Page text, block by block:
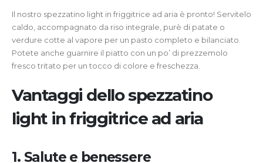
Il nostro spezzatino light in friggitrice ad aria è pronto! Servitelo
caldo, accompagnato da riso integrale, purè di patate o
verdure cotte al vapore per un pasto completo e bilanciato.
Potete anche guarnire il piatto con un po’ di prezzemolo
fresco tritato per un tocco di colore e freschezza.
Vantaggi dello spezzatino
light in friggitrice ad aria
1. Salute e benessere